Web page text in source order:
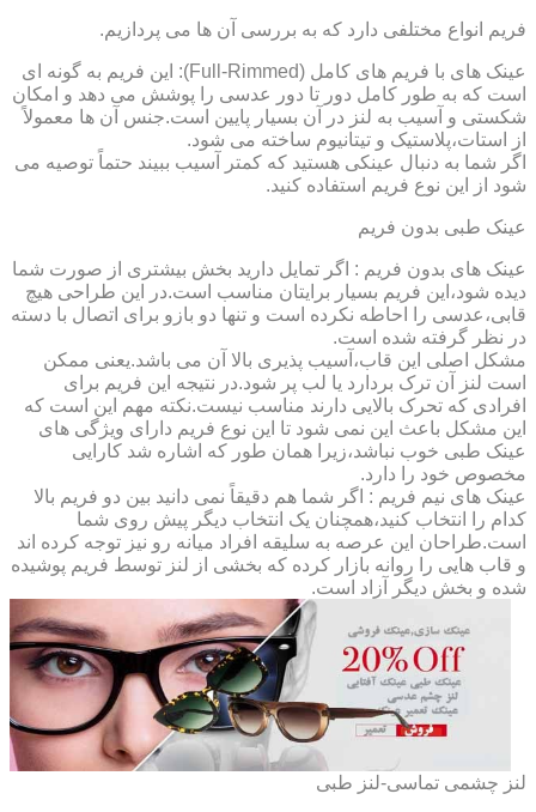
فریم انواع مختلفی دارد که به بررسی آن ها می پردازیم.
عینک های با فریم های کامل (Full-Rimmed): این فریم به گونه ای
است که به طور کامل دور تا دور عدسی را پوشش می دهد و امکان
شکستی و آسیب به لنز در آن بسیار پایین است.جنس آن ها معمولاً
از استات،پلاستیک و تیتانیوم ساخته می شود.
اگر شما به دنبال عینکی هستید که کمتر آسیب ببیند حتماً توصیه می
شود از این نوع فریم استفاده کنید.
عینک طبی بدون فریم
عینک های بدون فریم : اگر تمایل دارید بخش بیشتری از صورت شما
دیده شود،این فریم بسیار برایتان مناسب است.در این طراحی هیچ
قابی،عدسی را احاطه نکرده است و تنها دو بازو برای اتصال با دسته
در نظر گرفته شده است.
مشکل اصلی این قاب،آسیب پذیری بالا آن می باشد.یعنی ممکن
است لنز آن ترک بردارد یا لب پر شود.در نتیجه این فریم برای
افرادی که تحرک بالایی دارند مناسب نیست.نکته مهم این است که
این مشکل باعث این نمی شود تا این نوع فریم دارای ویژگی های
عینک طبی خوب نباشد،زیرا همان طور که اشاره شد کارایی
مخصوص خود را دارد.
عینک های نیم فریم : اگر شما هم دقیقاً نمی دانید بین دو فریم بالا
کدام را انتخاب کنید،همچنان یک انتخاب دیگر پیش روی شما
است.طراحان این عرصه به سلیقه افراد میانه رو نیز توجه کرده اند
و قاب هایی را روانه بازار کرده که بخشی از لنز توسط فریم پوشیده
شده و بخش دیگر آزاد است.
لنز چشمی تماسی-لنز طبی